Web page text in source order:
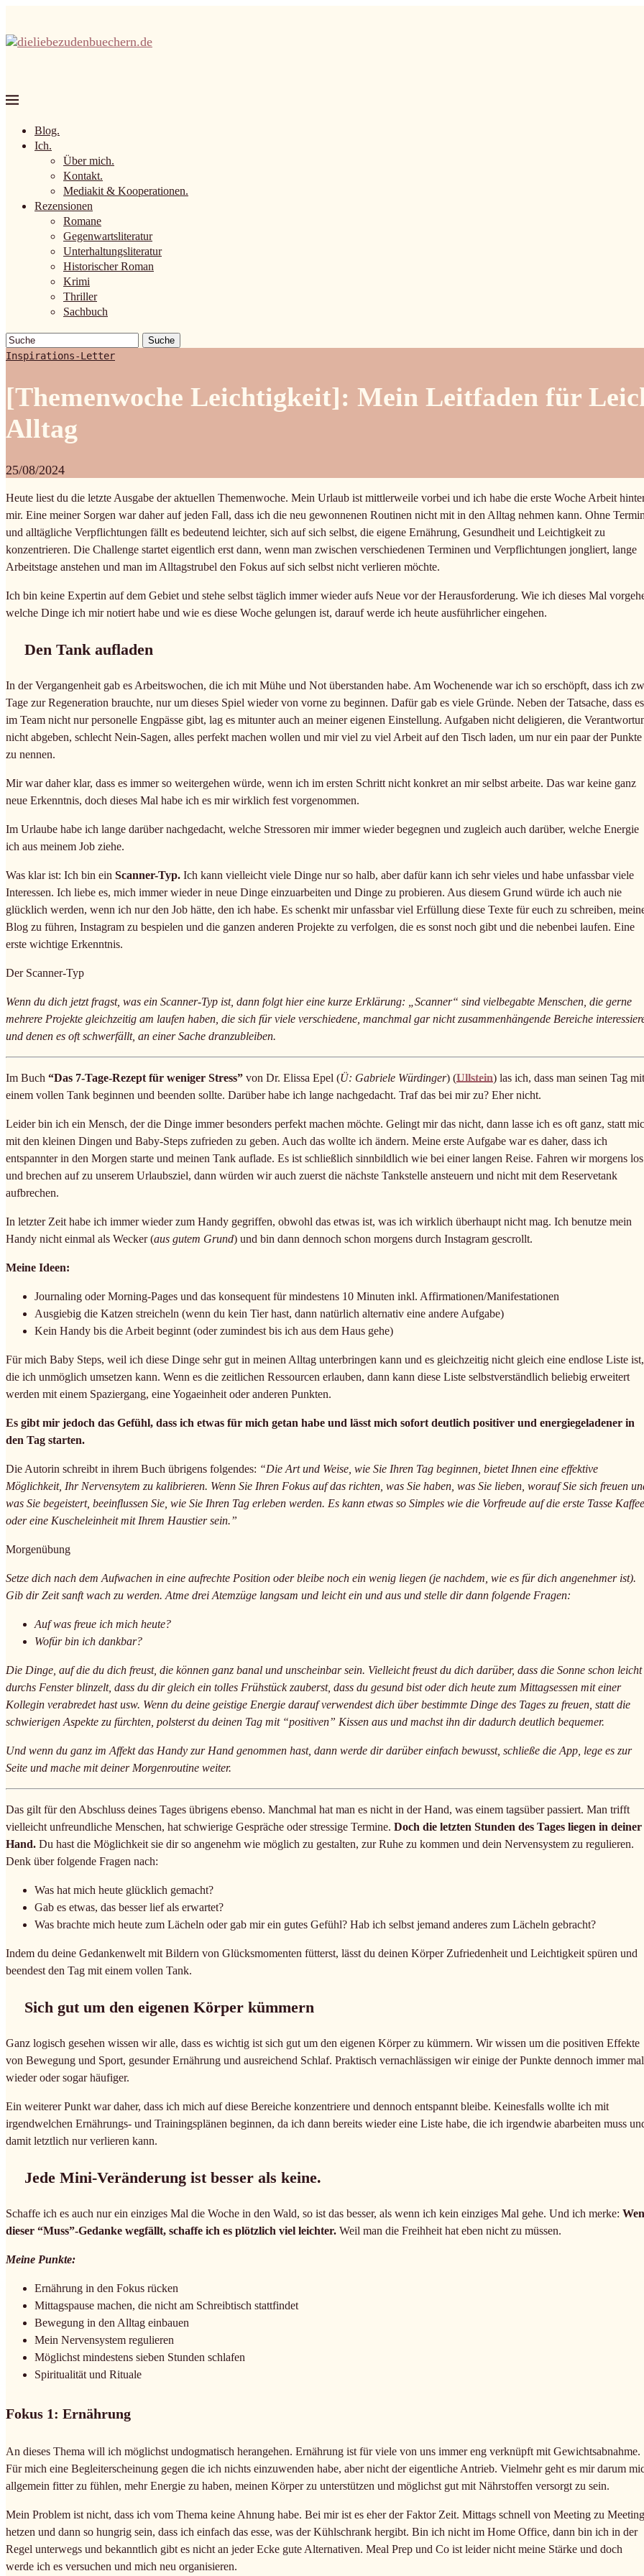
Blog.
Ich.
Über mich.
Kontakt.
Mediakit & Kooperationen.
Rezensionen
Romane
Gegenwartsliteratur
Unterhaltungsliteratur
Historischer Roman
Krimi
Thriller
Sachbuch
Suche
Inspirations-Letter
[Themenwoche Leichtigkeit]: Mein Leitfaden für
Alltag
25/08/2024
Heute liest du die letzte Ausgabe der aktuellen Themenwoche. Mein Urlaub ist mittlerweile vorbei und ich habe die erste Woche Arbeit
mir. Eine meiner Sorgen war daher auf jeden Fall, dass ich die neu gewonnenen Routinen nicht mit in den Alltag nehmen kann. Ohne
und alltägliche Verpflichtungen fällt es bedeutend leichter, sich auf sich selbst, die eigene Ernährung, Gesundheit und Leichtigkeit zu
konzentrieren. Die Challenge startet eigentlich erst dann, wenn man zwischen verschiedenen Terminen und Verpflichtungen jongliert, lange
Arbeitstage anstehen und man im Alltagstrubel den Fokus auf sich selbst nicht verlieren möchte.
Ich bin keine Expertin auf dem Gebiet und stehe selbst täglich immer wieder aufs Neue vor der Herausforderung. Wie ich dieses Mal
welche Dinge ich mir notiert habe und wie es diese Woche gelungen ist, darauf werde ich heute ausführlicher eingehen.
Den Tank aufladen
In der Vergangenheit gab es Arbeitswochen, die ich mit Mühe und Not überstanden habe. Am Wochenende war ich so erschöpft, dass ich
Tage zur Regeneration brauchte, nur um dieses Spiel wieder von vorne zu beginnen. Dafür gab es viele Gründe. Neben der Tatsache, dass es
im Team nicht nur personelle Engpässe gibt, lag es mitunter auch an meiner eigenen Einstellung. Aufgaben nicht deligieren, die
nicht abgeben, schlecht Nein-Sagen, alles perfekt machen wollen und mir viel zu viel Arbeit auf den Tisch laden, um nur ein paar der Punkte
zu nennen.
Mir war daher klar, dass es immer so weitergehen würde, wenn ich im ersten Schritt nicht konkret an mir selbst arbeite. Das war keine ganz
neue Erkenntnis, doch dieses Mal habe ich es mir wirklich fest vorgenommen.
Im Urlaube habe ich lange darüber nachgedacht, welche Stressoren mir immer wieder begegnen und zugleich auch darüber, welche Energie
ich aus meinem Job ziehe.
Was klar ist: Ich bin ein Scanner-Typ. Ich kann vielleicht viele Dinge nur so halb, aber dafür kann ich sehr vieles und habe unfassbar viele
Interessen. Ich liebe es, mich immer wieder in neue Dinge einzuarbeiten und Dinge zu probieren. Aus diesem Grund würde ich auch nie
glücklich werden, wenn ich nur den Job hätte, den ich habe. Es schenkt mir unfassbar viel Erfüllung diese Texte für euch zu schreiben,
Blog zu führen, Instagram zu bespielen und die ganzen anderen Projekte zu verfolgen, die es sonst noch gibt und die nebenbei laufen. Eine
erste wichtige Erkenntnis.
Der Scanner-Typ
Wenn du dich jetzt fragst, was ein Scanner-Typ ist, dann folgt hier eine kurze Erklärung: „Scanner“ sind vielbegabte Menschen, die gerne
mehrere Projekte gleichzeitig am laufen haben, die sich für viele verschiedene, manchmal gar nicht zusammenhängende Bereiche
und denen es oft schwerfällt, an einer Sache dranzubleiben.
Im Buch “Das 7-Tage-Rezept für weniger Stress” von Dr. Elissa Epel (Ü: Gabriele Würdinger) (Ullstein) las ich, dass man seinen Tag mit
einem vollen Tank beginnen und beenden sollte. Darüber habe ich lange nachgedacht. Traf das bei mir zu? Eher nicht.
Leider bin ich ein Mensch, der die Dinge immer besonders perfekt machen möchte. Gelingt mir das nicht, dann lasse ich es oft ganz, statt
mit den kleinen Dingen und Baby-Steps zufrieden zu geben. Auch das wollte ich ändern. Meine erste Aufgabe war es daher, dass ich
entspannter in den Morgen starte und meinen Tank auflade. Es ist schließlich sinnbildlich wie bei einer langen Reise. Fahren wir morgens los
und brechen auf zu unserem Urlaubsziel, dann würden wir auch zuerst die nächste Tankstelle ansteuern und nicht mit dem Reservetank
aufbrechen.
In letzter Zeit habe ich immer wieder zum Handy gegriffen, obwohl das etwas ist, was ich wirklich überhaupt nicht mag. Ich benutze mein
Handy nicht einmal als Wecker (aus gutem Grund) und bin dann dennoch schon morgens durch Instagram gescrollt.
Meine Ideen:
Journaling oder Morning-Pages und das konsequent für mindestens 10 Minuten inkl. Affirmationen/Manifestationen
Ausgiebig die Katzen streicheln (wenn du kein Tier hast, dann natürlich alternativ eine andere Aufgabe)
Kein Handy bis die Arbeit beginnt (oder zumindest bis ich aus dem Haus gehe)
Für mich Baby Steps, weil ich diese Dinge sehr gut in meinen Alltag unterbringen kann und es gleichzeitig nicht gleich eine endlose Liste ist,
die ich unmöglich umsetzen kann. Wenn es die zeitlichen Ressourcen erlauben, dann kann diese Liste selbstverständlich beliebig erweitert
werden mit einem Spaziergang, eine Yogaeinheit oder anderen Punkten.
Es gibt mir jedoch das Gefühl, dass ich etwas für mich getan habe und lässt mich sofort deutlich positiver und energiegeladener in
den Tag starten.
Die Autorin schreibt in ihrem Buch übrigens folgendes: “Die Art und Weise, wie Sie Ihren Tag beginnen, bietet Ihnen eine effektive
Möglichkeit, Ihr Nervensytem zu kalibrieren. Wenn Sie Ihren Fokus auf das richten, was Sie haben, was Sie lieben, worauf Sie sich freuen
was Sie begeistert, beeinflussen Sie, wie Sie Ihren Tag erleben werden. Es kann etwas so Simples wie die Vorfreude auf die erste Tasse Kaffee
oder eine Kuscheleinheit mit Ihrem Haustier sein.”
Morgenübung
Setze dich nach dem Aufwachen in eine aufrechte Position oder bleibe noch ein wenig liegen (je nachdem, wie es für dich angenehmer ist).
Gib dir Zeit sanft wach zu werden. Atme drei Atemzüge langsam und leicht ein und aus und stelle dir dann folgende Fragen:
Auf was freue ich mich heute?
Wofür bin ich dankbar?
Die Dinge, auf die du dich freust, die können ganz banal und unscheinbar sein. Vielleicht freust du dich darüber, dass die Sonne schon leicht
durchs Fenster blinzelt, dass du dir gleich ein tolles Frühstück zauberst, dass du gesund bist oder dich heute zum Mittagsessen mit einer
Kollegin verabredet hast usw. Wenn du deine geistige Energie darauf verwendest dich über bestimmte Dinge des Tages zu freuen, statt die
schwierigen Aspekte zu fürchten, polsterst du deinen Tag mit “positiven” Kissen aus und machst ihn dir dadurch deutlich bequemer.
Und wenn du ganz im Affekt das Handy zur Hand genommen hast, dann werde dir darüber einfach bewusst, schließe die App, lege es zur
Seite und mache mit deiner Morgenroutine weiter.
Das gilt für den Abschluss deines Tages übrigens ebenso. Manchmal hat man es nicht in der Hand, was einem tagsüber passiert. Man trifft
vielleicht unfreundliche Menschen, hat schwierige Gespräche oder stressige Termine. Doch die letzten Stunden des Tages liegen in deiner
Hand. Du hast die Möglichkeit sie dir so angenehm wie möglich zu gestalten, zur Ruhe zu kommen und dein Nervensystem zu regulieren.
Denk über folgende Fragen nach:
Was hat mich heute glücklich gemacht?
Gab es etwas, das besser lief als erwartet?
Was brachte mich heute zum Lächeln oder gab mir ein gutes Gefühl? Hab ich selbst jemand anderes zum Lächeln gebracht?
Indem du deine Gedankenwelt mit Bildern von Glücksmomenten fütterst, lässt du deinen Körper Zufriedenheit und Leichtigkeit spüren und
beendest den Tag mit einem vollen Tank.
Sich gut um den eigenen Körper kümmern
Ganz logisch gesehen wissen wir alle, dass es wichtig ist sich gut um den eigenen Körper zu kümmern. Wir wissen um die positiven Effekte
von Bewegung und Sport, gesunder Ernährung und ausreichend Schlaf. Praktisch vernachlässigen wir einige der Punkte dennoch immer mal
wieder oder sogar häufiger.
Ein weiterer Punkt war daher, dass ich mich auf diese Bereiche konzentriere und dennoch entspannt bleibe. Keinesfalls wollte ich mit
irgendwelchen Ernährungs- und Trainingsplänen beginnen, da ich dann bereits wieder eine Liste habe, die ich irgendwie abarbeiten muss
damit letztlich nur verlieren kann.
Jede Mini-Veränderung ist besser als keine.
Schaffe ich es auch nur ein einziges Mal die Woche in den Wald, so ist das besser, als wenn ich kein einziges Mal gehe. Und ich merke:
dieser “Muss”-Gedanke wegfällt, schaffe ich es plötzlich viel leichter. Weil man die Freihheit hat eben nicht zu müssen.
Meine Punkte:
Ernährung in den Fokus rücken
Mittagspause machen, die nicht am Schreibtisch stattfindet
Bewegung in den Alltag einbauen
Mein Nervensystem regulieren
Möglichst mindestens sieben Stunden schlafen
Spiritualität und Rituale
Fokus 1: Ernährung
An dieses Thema will ich möglichst undogmatisch herangehen. Ernährung ist für viele von uns immer eng verknüpft mit Gewichtsabnahme.
Für mich eine Begleiterscheinung gegen die ich nichts einzuwenden habe, aber nicht der eigentliche Antrieb. Vielmehr geht es mir darum
allgemein fitter zu fühlen, mehr Energie zu haben, meinen Körper zu unterstützen und möglichst gut mit Nährstoffen versorgt zu sein.
Mein Problem ist nicht, dass ich vom Thema keine Ahnung habe. Bei mir ist es eher der Faktor Zeit. Mittags schnell von Meeting zu Meeting
hetzen und dann so hungrig sein, dass ich einfach das esse, was der Kühlschrank hergibt. Bin ich nicht im Home Office, dann bin ich in der
Regel unterwegs und bekanntlich gibt es nicht an jeder Ecke gute Alternativen. Meal Prep und Co ist leider nicht meine Stärke und doch
werde ich es versuchen und mich neu organisieren.